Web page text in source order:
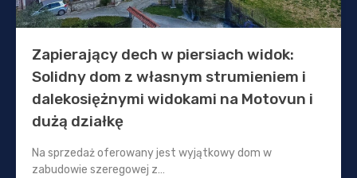
Zapierający dech w piersiach widok:
Solidny dom z własnym strumieniem i
dalekosiężnymi widokami na Motovun i
dużą działkę
Na sprzedaż oferowany jest wyjątkowy dom w
zabudowie szeregowej z…